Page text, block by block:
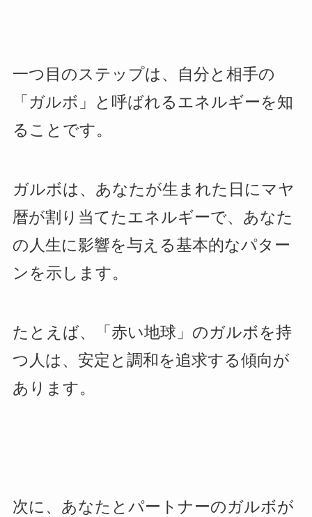
一つ目のステップは、自分と相手の
「ガルボ」と呼ばれるエネルギーを知
ることです。
ガルボは、あなたが生まれた日にマヤ
暦が割り当てたエネルギーで、あなた
の人生に影響を与える基本的なパター
ンを示します。
たとえば、「赤い地球」のガルボを持
つ人は、安定と調和を追求する傾向が
あります。
次に、あなたとパートナーのガルボが